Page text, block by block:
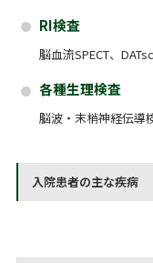
RI検査
脳血流SPECT、
各種生理検査
脳波・末梢神経伝導
入院患者の主な疾病